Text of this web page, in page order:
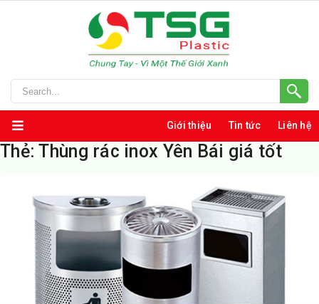
Giới thiệu Tin tức Liên hệ
Thẻ:Thùng rác inox Yên Bái giá tốt